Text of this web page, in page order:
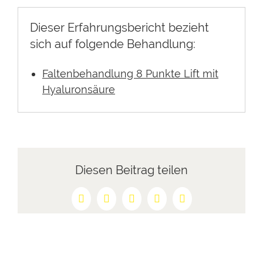
Dieser Erfahrungsbericht bezieht
sich auf folgende Behandlung:
Faltenbehandlung 8 Punkte Lift mit
Hyaluronsäure
Diesen Beitrag teilen
Facebook
X RedditLinkedInPinterest